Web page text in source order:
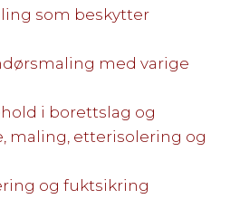
som beskytter
med varige
i borettslag og
maling, etterisolering og
og fuktsikring